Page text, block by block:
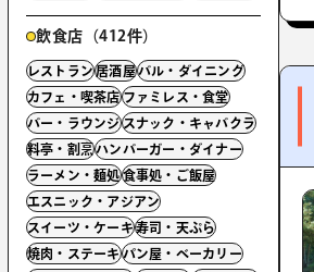
飲食店（412件）
レストラン居酒屋バル・ダイニング
カフェ・喫茶店ファミレス・食堂
バー・ラウンジスナック・キャバクラ
料亭・割烹ハンバーガー・ダイナー
ラーメン・麺処食事処・ご飯屋
エスニック・アジアン
スイーツ・ケーキ寿司・天ぷら
焼肉・ステーキパン屋・ベーカリー